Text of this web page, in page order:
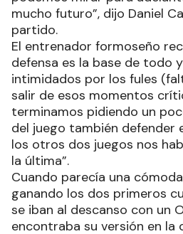
mucho futuro”, dijo Daniel
partido.
El entrenador formoseño
defensa es la base de todo
intimidados por los fules
salir de esos momentos
terminamos pidiendo un
del juego también defender
los otros dos juegos nos
la última”.
Cuando parecía una
ganando los dos primeros
se iban al descanso con un
encontraba su versión en la